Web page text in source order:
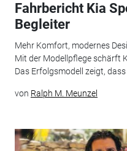
Fahrbericht Kia
Begleiter
Mehr Komfort, modernes
Mit der Modellpflege schärft
Das Erfolgsmodell zeigt,
von Ralph M. Meunzel